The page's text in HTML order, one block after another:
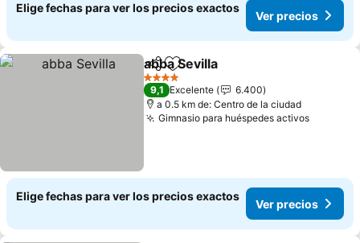
Elige fechas para ver los precios exactos
Ver precios
CompartirAgregar a favoritos
abba Sevilla
4 Estrellas
9,1 Excelente
6.400
a 0.5 km de: Centro de la ciudad
Gimnasio para huéspedes activosVer
Elige fechas para ver los precios exactos
Ver precios